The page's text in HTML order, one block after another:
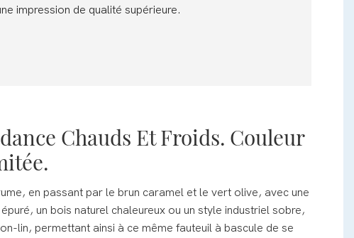
impression de qualité supérieure.
Chauds Et Froids. Couleur
en passant par le brun caramel et le vert olive, avec une
un bois naturel chaleureux ou un style industriel sobre,
lin, permettant ainsi à ce même fauteuil à bascule de se